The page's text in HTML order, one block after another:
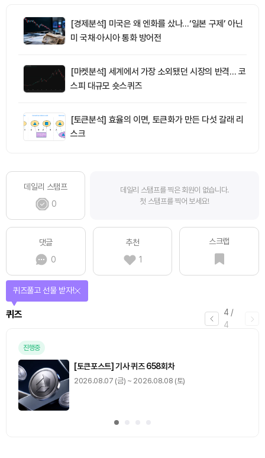
[경제분석] 미국은 왜 엔화를 샀나…‘일본 구제’ 아닌
미 국채·아시아 통화 방어전
[마켓분석] 세계에서 가장 소외됐던 시장의 반격… 코
스피 대규모 숏스퀴즈
[토큰분석] 효율의 이면, 토큰화가 만든 다섯 갈래 리
스크
데일리 스탬프
0
데일리 스탬프를 찍은 회원이 없습니다.
첫 스탬프를 찍어 보세요!
댓글
0
추천
1
스크랩
4 /
4
퀴즈
퀴즈풀고 선물 받자!
진행중
[토큰포스트] 기사 퀴즈 658회차
2026.08.07 (금) ~ 2026.08.08 (토)